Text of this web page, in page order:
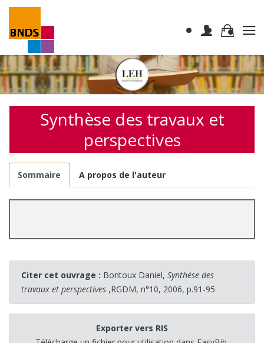
Synthèse des travaux et
perspectives
Sommaire A propos de l'auteur
Citer cet ouvrage : Bontoux Daniel, Synthèse des
travaux et perspectives ,RGDM, n°10, 2006, p.91-95
Exporter vers RIS